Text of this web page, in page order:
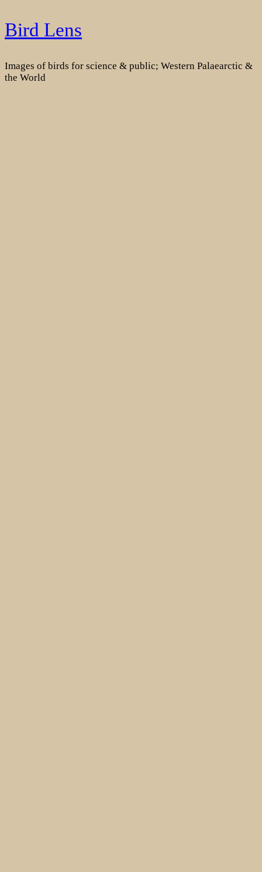
Skip
to
Bird Lens
Images of birds for science & public; Western Palaearctic &
the World